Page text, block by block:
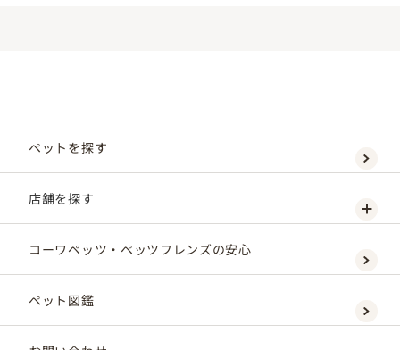
ペットを探す
店舗を探す
コーワペッツ・ペッツフレンズの安心
ペット図鑑